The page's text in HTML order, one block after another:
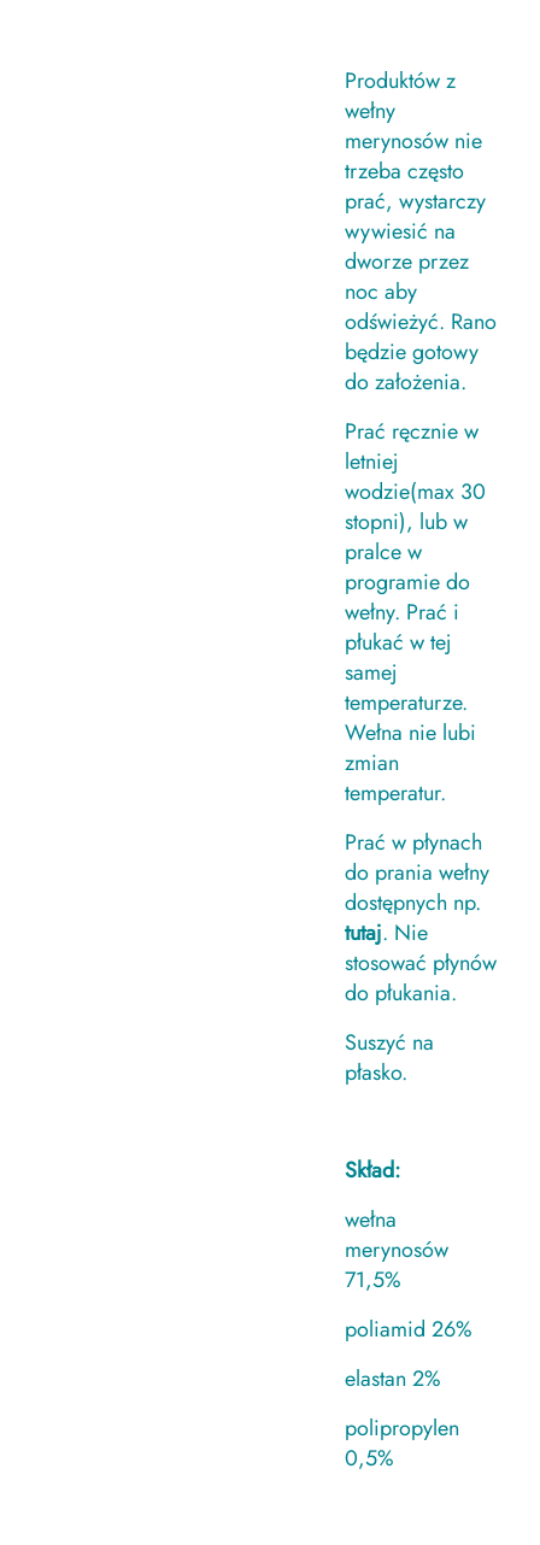
Produktów z
wełny
merynosów nie
trzeba często
prać, wystarczy
wywiesić na
dworze przez
noc aby
odświeżyć. Rano
będzie gotowy
do założenia.
Prać ręcznie w
letniej
wodzie(max 30
stopni), lub w
pralce w
programie do
wełny. Prać i
płukać w tej
samej
temperaturze.
Wełna nie lubi
zmian
temperatur.
Prać w płynach
do prania wełny
dostępnych np.
tutaj. Nie
stosować płynów
do płukania.
Suszyć na
płasko.
Skład:
wełna
merynosów
71,5%
poliamid 26%
elastan 2%
polipropylen
0,5%